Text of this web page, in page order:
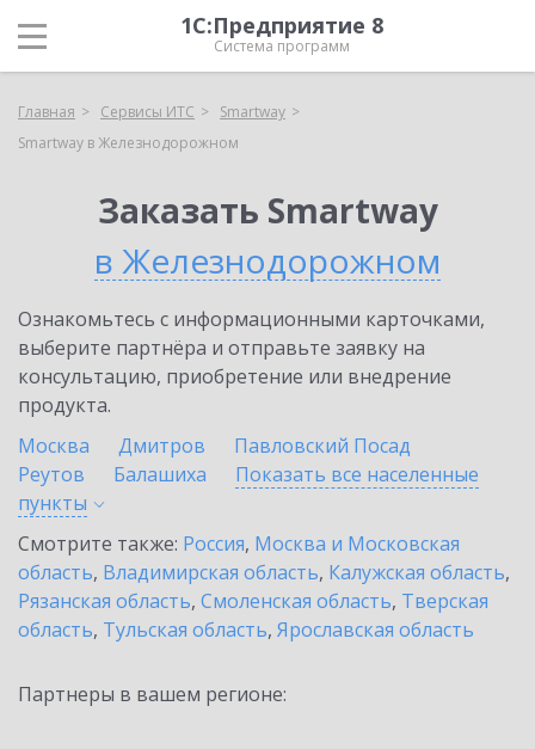
1С:Предприятие 8
Система программ
Главная Сервисы ИТС
Smartway
Smartway в Железнодорожном
Заказать Smartway
в Железнодорожном
Ознакомьтесь с информационными карточками,
выберите партнёра и отправьте заявку на
консультацию, приобретение или внедрение
продукта.
Москва
Дмитров
Павловский Посад
Реутов
Балашиха
Показать все населенные
пункты
Смотрите также: Россия, Москва и Московская
область, Владимирская область, Калужская область,
Рязанская область, Смоленская область, Тверская
область, Тульская область, Ярославская область
Партнеры в вашем регионе: